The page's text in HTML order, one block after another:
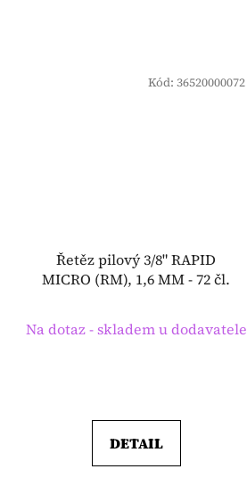
Řetěz pilový 3/8" RAPID
MICRO (RM), 1,6 MM - 72 čl.
Na dotaz - skladem u dodavatele
DETAIL
Kód: 36520000072